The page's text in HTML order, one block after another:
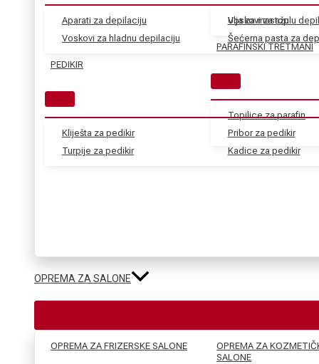
Aparati za depilaciju
Voskovi za hladnu depilaciju
Voskovi za toplu
Šećerna pasta za
PEDIKIR
Kliješta za pedikir
Turpije za pedikir
Pribor za pedikir
Kadice za pedikir
Ulja za masažu
PARAFINSKI TRETMANI
Topilice za parafin
OPREMA ZA SALONE
OPREMA ZA FRIZERSKE SALONE
OPREMA ZA
SALONE